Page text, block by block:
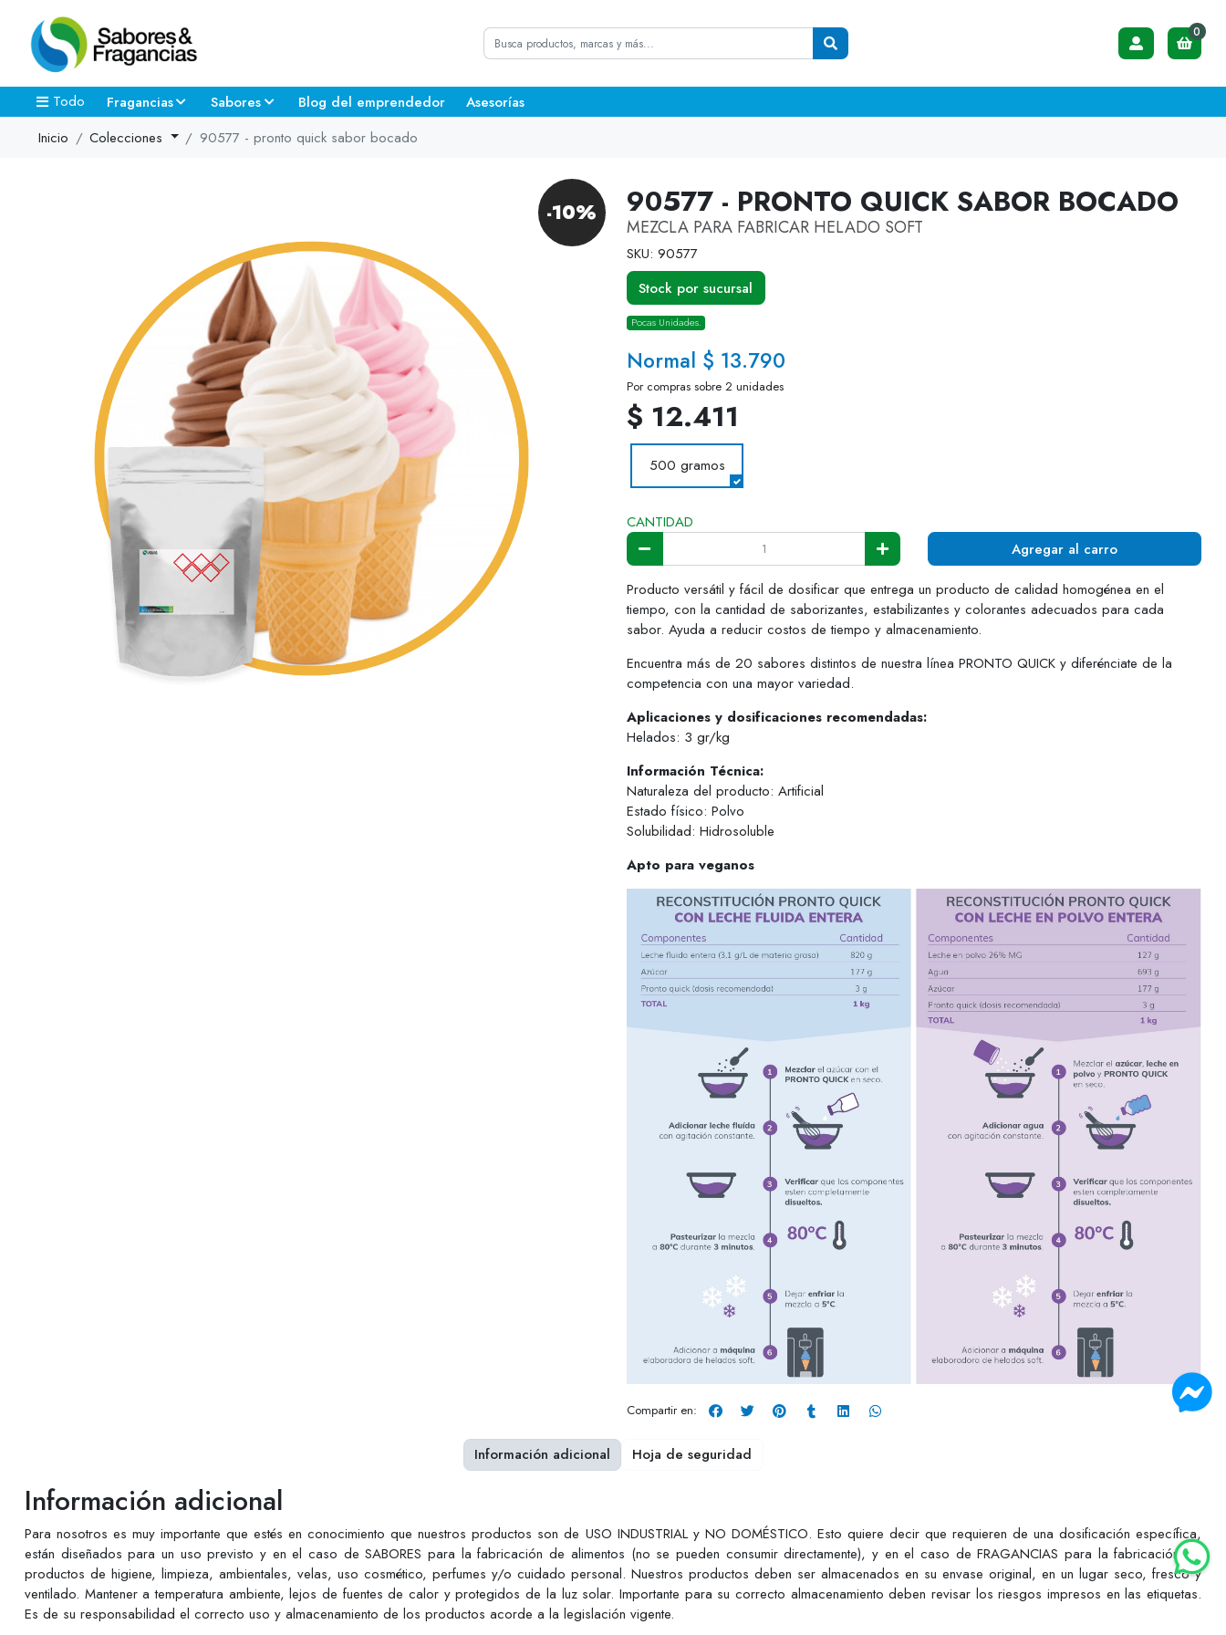
0
Todo Fragancias Sabores Blog del emprendedor
Asesorías
Inicio
Colecciones 90577 - pronto quick sabor bocado
-10% 90577 - PRONTO QUICK SABOR BOCADO
MEZCLA PARA FABRICAR HELADO SOFT
SKU: 90577
Stock por sucursal
Pocas Unidades.
Normal $ 13.790
Por compras sobre 2 unidades
$ 12.411
500 gramos
CANTIDAD
Agregar al carro
Producto versátil y fácil de dosificar que entrega un producto de calidad homogénea en el
tiempo, con la cantidad de saborizantes, estabilizantes y colorantes adecuados para cada
sabor. Ayuda a reducir costos de tiempo y almacenamiento.
Encuentra más de 20 sabores distintos de nuestra línea PRONTO QUICK y diferénciate de la
competencia con una mayor variedad.
Aplicaciones y dosificaciones recomendadas:
Helados: 3 gr/kg
Información Técnica:
Naturaleza del producto: Artificial
Estado físico: Polvo
Solubilidad: Hidrosoluble
Apto para veganos
Compartir en:
Información adicional
Para nosotros es muy importante que estés en conocimiento que nuestros productos son de USO INDUSTRIAL y NO DOMÉSTICO. Esto quiere decir que requieren de una dosificación específica,
están diseñados para un uso previsto y en el caso de SABORES para la fabricación de alimentos (no se pueden consumir directamente), y en el caso de FRAGANCIAS para la fabricación de
productos de higiene, limpieza, ambientales, velas, uso cosmético, perfumes y/o cuidado personal. Nuestros productos deben ser almacenados en su envase original, en un lugar seco, fresco y
ventilado. Mantener a temperatura ambiente, lejos de fuentes de calor y protegidos de la luz solar. Importante para su correcto almacenamiento deben revisar los riesgos impresos en las etiquetas.
Es de su responsabilidad el correcto uso y almacenamiento de los productos acorde a la legislación vigente.
Información adicional Hoja de seguridad